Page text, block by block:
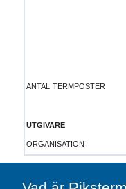
antal termposter
utgivare
organisation